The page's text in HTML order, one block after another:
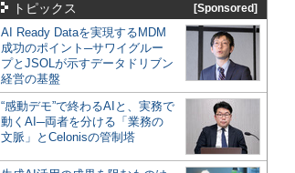
トピックス [Sponsored]
AI Ready Dataを実現するMDM
成功のポイント─サワイグルー
プとJSOLが示すデータドリブン
経営の基盤
“感動デモ”で終わるAIと、実務で
動くAI─両者を分ける「業務の
文脈」とCelonisの管制塔